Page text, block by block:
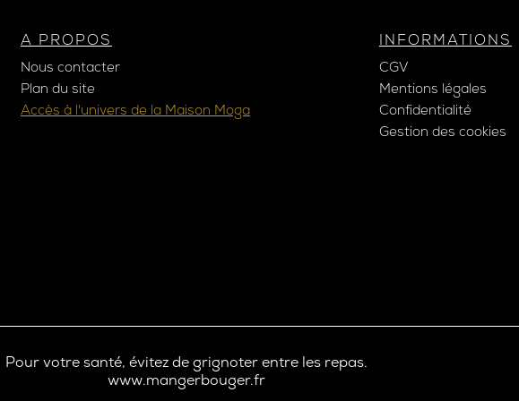
A PROPOS
Nous contacter
Plan du site
Accès à l'univers de la Maison Moga
INFORMATIONS
CGV
Mentions légales
Confidentialité
Gestion des cookies
Pour votre santé, évitez de grignoter entre les repas.
www.mangerbouger.fr